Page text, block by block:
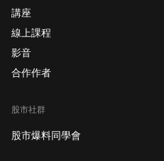
講座
線上課程
影音
合作作者
股市社群
股市爆料同學會